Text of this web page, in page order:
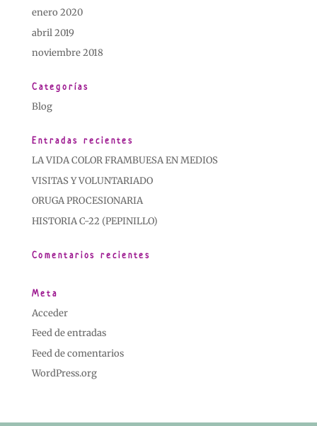
enero 2020
abril 2019
noviembre 2018
Categorías
Blog
Entradas recientes
LA VIDA COLOR FRAMBUESA EN MEDIOS
VISITAS Y VOLUNTARIADO
ORUGA PROCESIONARIA
HISTORIA C-22 (PEPINILLO)
Comentarios recientes
Meta
Acceder
Feed de entradas
Feed de comentarios
WordPress.org